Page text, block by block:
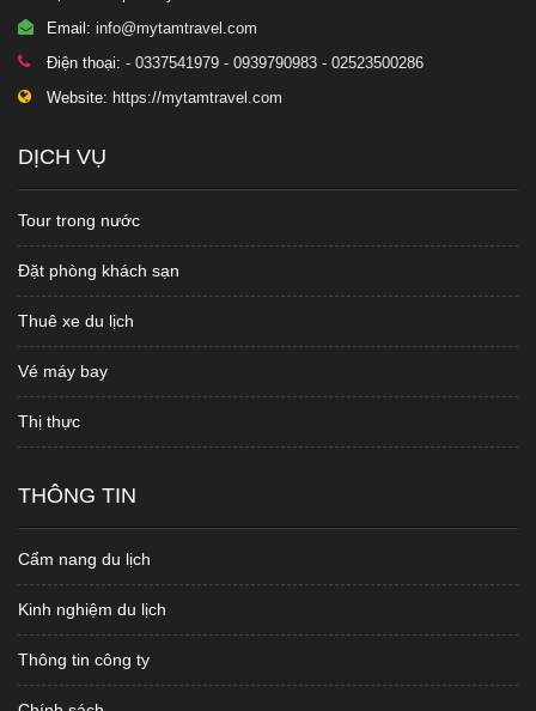
Email: info@mytamtravel.com
Điện thoại: - 0337541979 - 0939790983 - 02523500286
Website: https://mytamtravel.com
DỊCH VỤ
Tour trong nước
Đặt phòng khách sạn
Thuê xe du lịch
Vé máy bay
Thị thực
THÔNG TIN
Cẩm nang du lịch
Kinh nghiệm du lịch
Thông tin công ty